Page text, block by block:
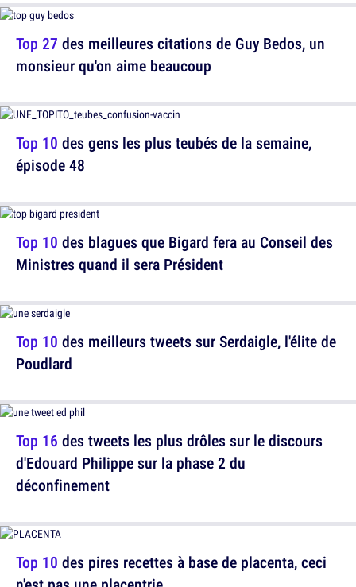
Top 10 des gens les plus teubés de la semaine,
épisode 48
Top 10 des meilleurs tweets sur Serdaigle, l'élite de
Poudlard
Top 10 des pires recettes à base de placenta, ceci
Top 27 des meilleures citations de Guy Bedos, un
monsieur qu'on aime beaucoup
Top 10 des blagues que Bigard fera au Conseil des
Ministres quand il sera Président
Top 16 des tweets les plus drôles sur le discours
d'Edouard Philippe sur la phase 2 du
déconfinement